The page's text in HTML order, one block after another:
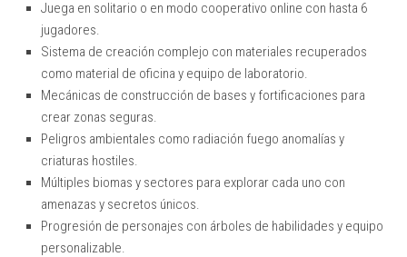
Juega en solitario o en modo cooperativo online con hasta 6
jugadores.
Sistema de creación complejo con materiales recuperados
como material de oficina y equipo de laboratorio.
Mecánicas de construcción de bases y fortificaciones para
crear zonas seguras.
Peligros ambientales como radiación fuego anomalías y
criaturas hostiles.
Múltiples biomas y sectores para explorar cada uno con
amenazas y secretos únicos.
Progresión de personajes con árboles de habilidades y equipo
personalizable.